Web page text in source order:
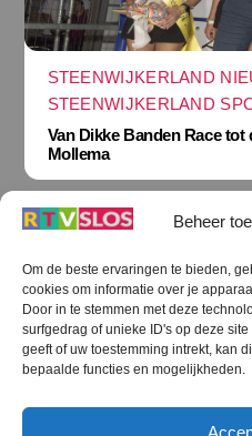
Beheer
Om de beste ervaringen te bieden,
cookies om informatie over je
Door in te stemmen met deze
surfgedrag of unieke ID's op deze
geeft of uw toestemming intrekt, kan
bepaalde functies en mogelijkheden.
STEENWIJKERLAND
STEENWIJKERLAND
Van Dikke Banden Race
Mollema
RTV SLOS